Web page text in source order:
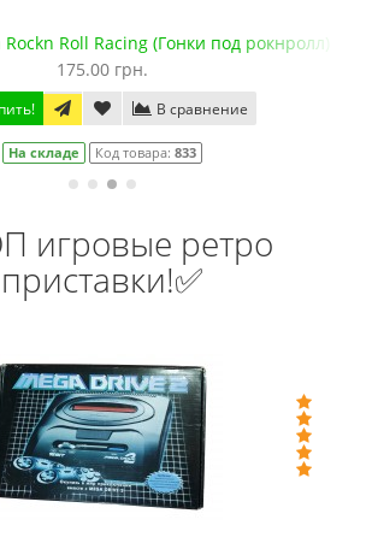
Roll Racing (Гонки под рокнролл)
175.00 грн.
В сравнение
На складе Код товара: 833
игровые ретро
приставки!✅